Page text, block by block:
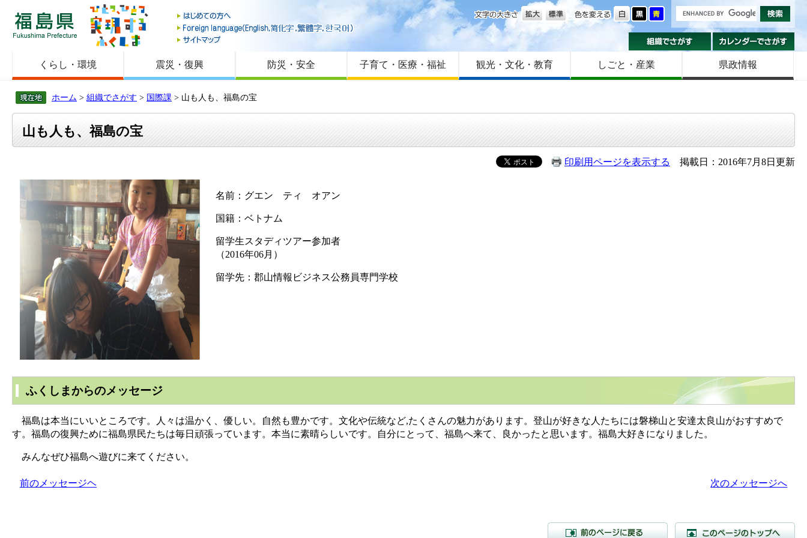
福島県
はじめての方へ
Foreign language
サイトマップ
色を変える
文字の大きさ
組織でさがす
くらし・環境 震災・復興 防災・安全 子育て・医療・福祉 観光・文化・教育 しごと・産業 県政情報
ホーム > 組織でさがす > 国際課 > 山も人も、福島の宝
山も人も、福島の宝
印刷用ページを表示する 掲載日：2016年7月8日更新
名前：グエン ティ オアン
国籍：ベトナム
留学生スタディツアー参加者
（2016年06月）
留学先：郡山情報ビジネス公務員専門学校
ふくしまからのメッセージ
福島は本当にいいところです。人々は温かく、優しい。自然も豊かです。文化や伝統など,たくさんの魅力があります。登山が好きな人たちには磐梯山と安達太良山がおすすめで
す。福島の復興ために福島県民たちは毎日頑張っています。本当に素晴らしいです。自分にとって、福島へ来て、良かったと思います。福島大好きになりました。
みんなぜひ福島へ遊びに来てください。
前のメッセージヘ 次のメッセージへ
前のページに戻る